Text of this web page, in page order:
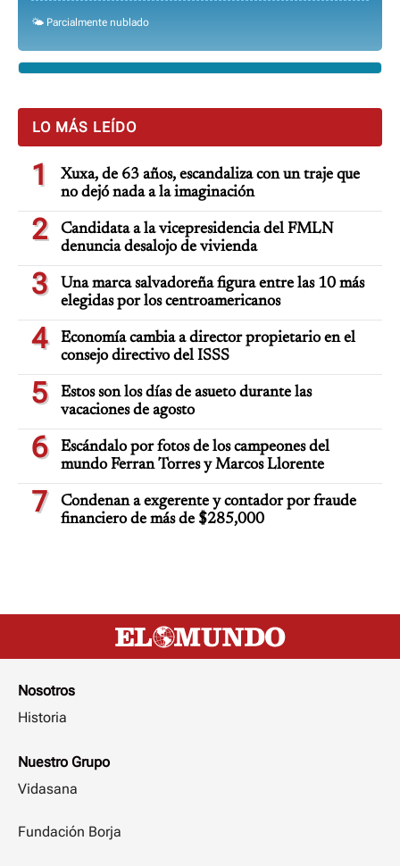
🌤️ Parcialmente nublado
LO MÁS LEÍDO
1
Xuxa, de 63 años, escandaliza con un traje que
no dejó nada a la imaginación
2
Candidata a la vicepresidencia del FMLN
denuncia desalojo de vivienda
3
Una marca salvadoreña figura entre las 10 más
elegidas por los centroamericanos
4
Economía cambia a director propietario en el
consejo directivo del ISSS
5
Estos son los días de asueto durante las
vacaciones de agosto
6
Escándalo por fotos de los campeones del
mundo Ferran Torres y Marcos Llorente
7
Condenan a exgerente y contador por fraude
financiero de más de $285,000
Nosotros
Historia
Nuestro Grupo
Vidasana
Fundación Borja